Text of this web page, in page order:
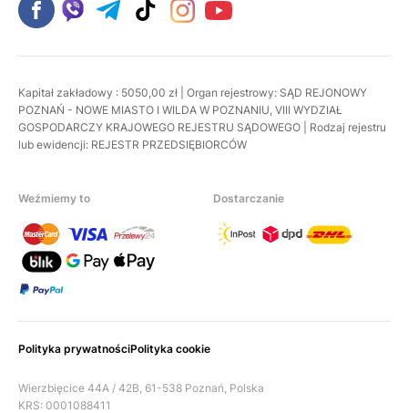
Kapitał zakładowy : 5050,00 zł | Organ rejestrowy: SĄD REJONOWY
POZNAŃ - NOWE MIASTO I WILDA W POZNANIU, VIII WYDZIAŁ
GOSPODARCZY KRAJOWEGO REJESTRU SĄDOWEGO | Rodzaj rejestru
lub ewidencji: REJESTR PRZEDSIĘBIORCÓW
Weźmiemy to Dostarczanie
Polityka prywatnościPolityka cookie
Wierzbięcice 44A / 42B, 61-538 Poznań, Polska
KRS: 0001088411